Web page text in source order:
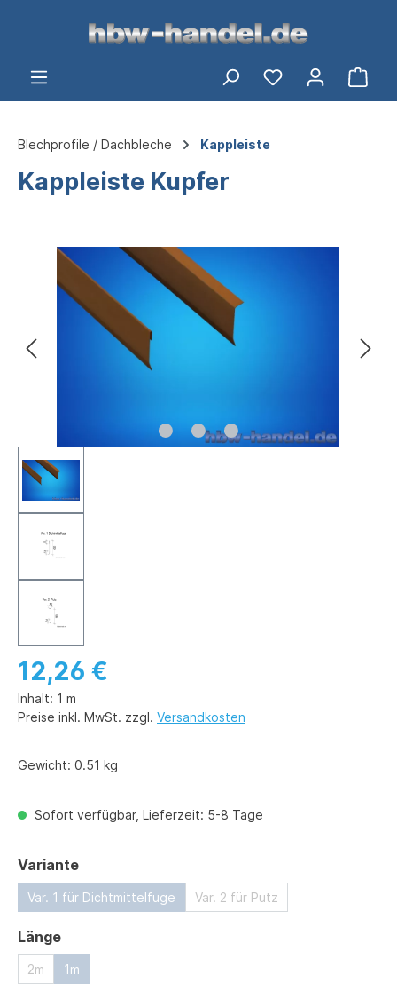
springen
Blechprofile / Dachbleche Kappleiste
Kappleiste Kupfer
Bildergalerie überspringen
12,26 €
Inhalt: 1 m
Preise inkl. MwSt. zzgl. Versandkosten
Gewicht: 0.51 kg
Sofort verfügbar, Lieferzeit: 5-8 Tage
Varianteauswählen
Var. 1 für Dichtmittelfuge Var. 2 für Putz
Längeauswählen
2m 1m